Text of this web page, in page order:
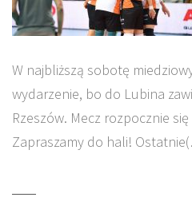
W najbliższą sobotę
wydarzenie, bo do Lubina
Rzeszów. Mecz rozpocznie
Zapraszamy do hali!